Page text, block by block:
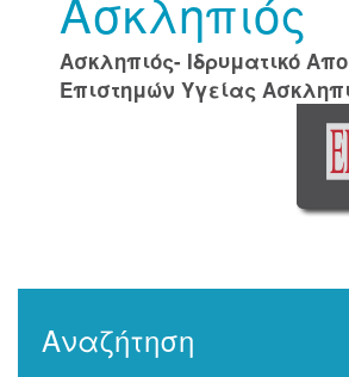
Ασκληπιός- Ιδρυματικό
Επιστημών Υγείας
Αναζήτηση